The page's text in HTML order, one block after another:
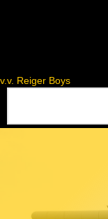
v.v. Reiger Boys